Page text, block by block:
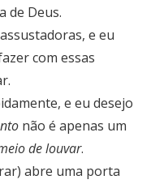
de Deus.
e eu
com essas
e eu desejo
não é apenas um
de louvar.
abre uma porta